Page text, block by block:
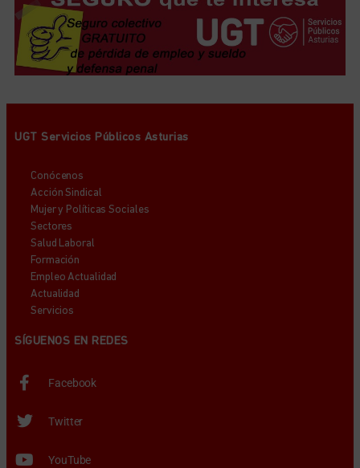
UGT Servicios Públicos Asturias
Conócenos
Acción Sindical
Mujer y Políticas Sociales
Sectores
Salud Laboral
Formación
Empleo Actualidad
Actualidad
Servicios
SÍGUENOS EN REDES
Facebook
Twitter
YouTube